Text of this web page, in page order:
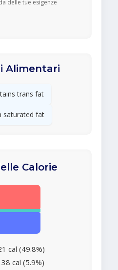
delle tue esigenze
Alimentari
trans fat
saturated fat
Calorie
cal (49.8%)
38 cal (5.9%)